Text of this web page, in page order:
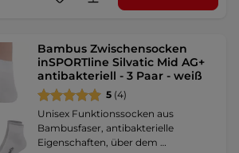
Bambus Zwischensocken
inSPORTline Silvatic Mid AG+
antibakteriell - 3 Paar - weiß
5 (4)
Unisex Funktionssocken aus
Bambusfaser, antibakterielle
Eigenschaften, über dem …